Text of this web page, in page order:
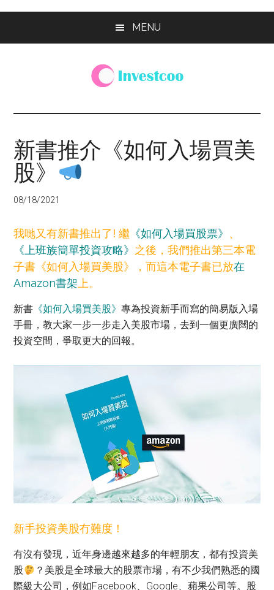
MENU
Investcoo
個
活
化
的
投
網
站
新書推介《如何入場買美
股》
08/18/2021
我哋又有新書推出了! 繼 《如何入場買股票》 、
《上班族簡單投資攻略》 之後，我們推出第三本電
子書《如何入場買美股》，而這本電子書已放在
Amazon書架上。
新書 《如何入場買美股》專為投資新手而寫的簡易版入場
手冊，教大家一步一步走入美股市場，去到一個更廣闊的
投資空間，爭取更大的回報。
新手投資美股冇難度！
有沒有發現，近年身邊越來越多的年輕朋友，都有投資美
股
？美股是全球最大的股票市場，有不少我們熟悉的國
際級大公司，例如Facebook、Google、蘋果公司等。股